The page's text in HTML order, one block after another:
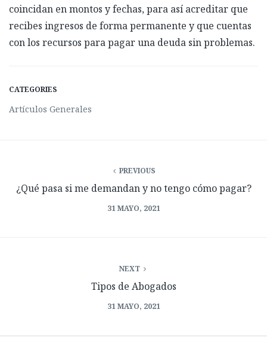
coincidan en montos y fechas, para así acreditar que
recibes ingresos de forma permanente y que cuentas
con los recursos para pagar una deuda sin problemas.
CATEGORIES
Artículos Generales
PREVIOUS
¿Qué pasa si me demandan y no tengo cómo pagar?
31 MAYO, 2021
NEXT
Tipos de Abogados
31 MAYO, 2021